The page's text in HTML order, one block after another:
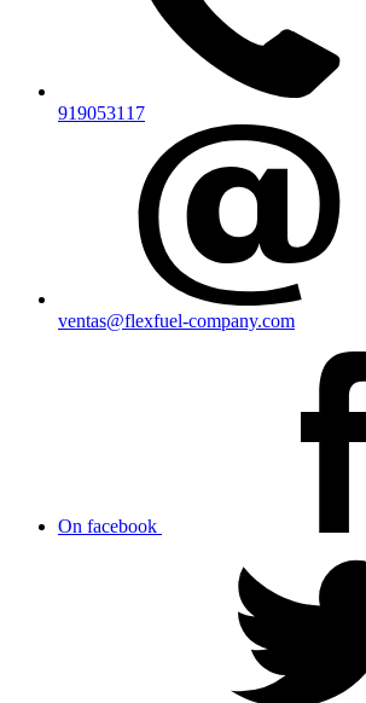
919053117
ventas@flexfuel-company.com
On facebook